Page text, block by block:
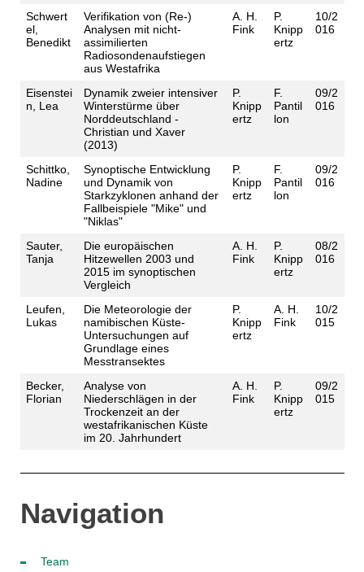
Schwert
el,
Benedikt
Verifikation von (Re-)
Analysen mit nicht-
assimilierten
Radiosondenaufstiegen
aus Westafrika
A. H.
Fink
P.
Knipp
ertz
10/2
016
Eisenstei
n, Lea
Dynamik zweier intensiver
Winterstürme über
Norddeutschland -
Christian und Xaver
(2013)
P.
Knipp
ertz
F.
Pantil
lon
09/2
016
Schittko,
Nadine
Synoptische Entwicklung
und Dynamik von
Starkzyklonen anhand der
Fallbeispiele "Mike" und
"Niklas"
P.
Knipp
ertz
F.
Pantil
lon
09/2
016
Sauter,
Tanja
Die europäischen
Hitzewellen 2003 und
2015 im synoptischen
Vergleich
A. H.
Fink
P.
Knipp
ertz
08/2
016
Leufen,
Lukas
Die Meteorologie der
namibischen Küste-
Untersuchungen auf
Grundlage eines
Messtransektes
P.
Knipp
ertz
A. H.
Fink
10/2
015
Becker,
Florian
Analyse von
Niederschlägen in der
Trockenzeit an der
westafrikanischen Küste
im 20. Jahrhundert
A. H.
Fink
P.
Knipp
ertz
09/2
015
Navigation
Team